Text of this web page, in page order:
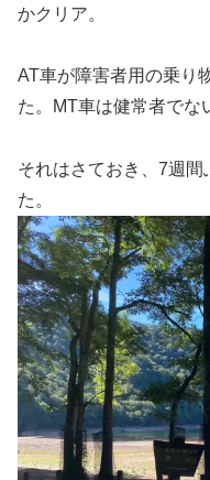
かクリア。
AT車が障害者用の乗り
た。MT車は健常者でな
それはさておき、7週
た。